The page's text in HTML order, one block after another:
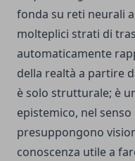
fonda su reti neurali
molteplici strati di
automaticamente
della realtà a partire
è solo strutturale; è
epistemico, nel
presuppongono
conoscenza utile a